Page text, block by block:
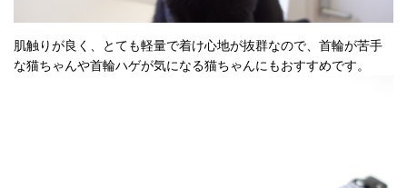
肌触りが良く、とても軽量で着け心地が抜群なので、首輪が苦手
な猫ちゃんや首輪ハゲが気になる猫ちゃんにもおすすめです。